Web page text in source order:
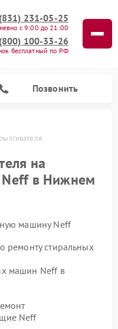
231-05-25
с 9:00 до 21:00
100-33-26
бесплатный по РФ
Позвонить
на
Neff в Нижнем
машину Neff
ремонту стиральных
машин Neff в
Neff